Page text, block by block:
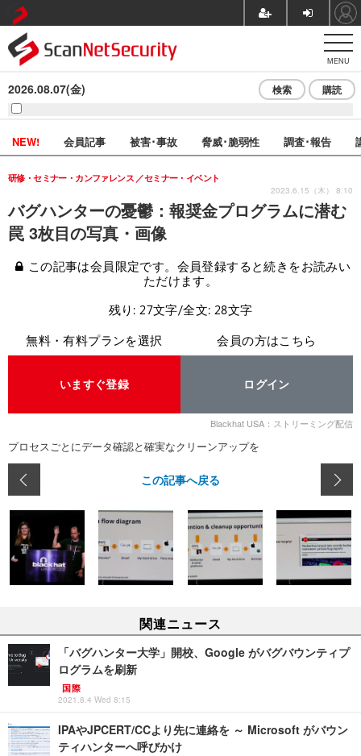
MENU
2026.08.07(金) 検索 購読
NEW! 会員記事 被害･事故 脅威･脆弱性 調査･報告
バグハンターの憂鬱：報奨金プログラムに潜む
罠 3枚目の写真・画像
研修・セミナー・カンファレンス セミナー・イベント
2023.6.15（木） 8:10
この記事は会員限定です。会員登録すると続きをお読みい
ただけます。
残り: 27文字/全文: 28文字
無料・有料プランを選択
いますぐ登録
会員の方はこちら
ログイン
Blackhat USA：ストリーミング配信
プロセスごとにデータ確認と確実なクリーンアップを
この記事へ戻る
関連ニュース
「バグハンター大学」開校、Google がバグバウンティプ
ログラムを刷新
国際
2021.8.4 Wed 8:15
IPAやJPCERT/CCより先に連絡を ～ Microsoft がバウン
ティハンターへ呼びかけ